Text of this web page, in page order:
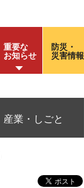
重要な
お知らせ
防災・
災害情報
産業・しごと